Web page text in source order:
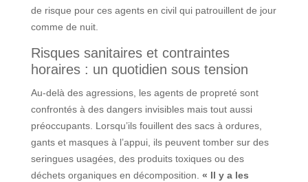
de risque pour ces agents en civil qui patrouillent de jour
comme de nuit.
Risques sanitaires et contraintes
horaires : un quotidien sous tension
Au-delà des agressions, les agents de propreté sont
confrontés à des dangers invisibles mais tout aussi
préoccupants. Lorsqu’ils fouillent des sacs à ordures,
gants et masques à l’appui, ils peuvent tomber sur des
seringues usagées, des produits toxiques ou des
déchets organiques en décomposition. « Il y a les